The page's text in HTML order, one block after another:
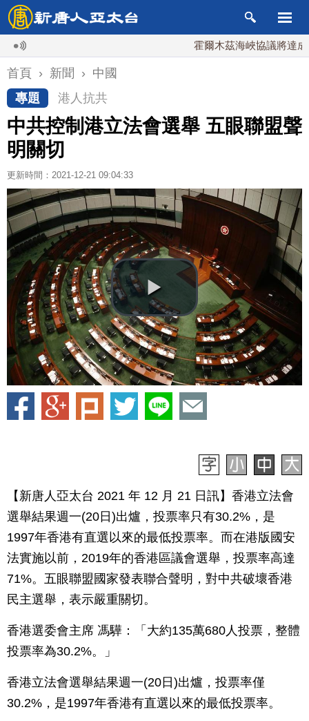
霍爾木茲海峽協議將達成？伊
首頁 › 新聞 › 中國
專題
港人抗共
中共控制港立法會選舉 五眼聯盟聲
明關切
更新時間：2021-12-21 09:04:33
【新唐人亞太台 2021 年 12 月 21 日訊】香港立法會
選舉結果週一(20日)出爐，投票率只有30.2%，是
1997年香港有直選以來的最低投票率。而在港版國安
法實施以前，2019年的香港區議會選舉，投票率高達
71%。五眼聯盟國家發表聯合聲明，對中共破壞香港
民主選舉，表示嚴重關切。
香港選委會主席 馮驊：「大約135萬680人投票，整體
投票率為30.2%。」
香港立法會選舉結果週一(20日)出爐，投票率僅
30.2%，是1997年香港有直選以來的最低投票率。